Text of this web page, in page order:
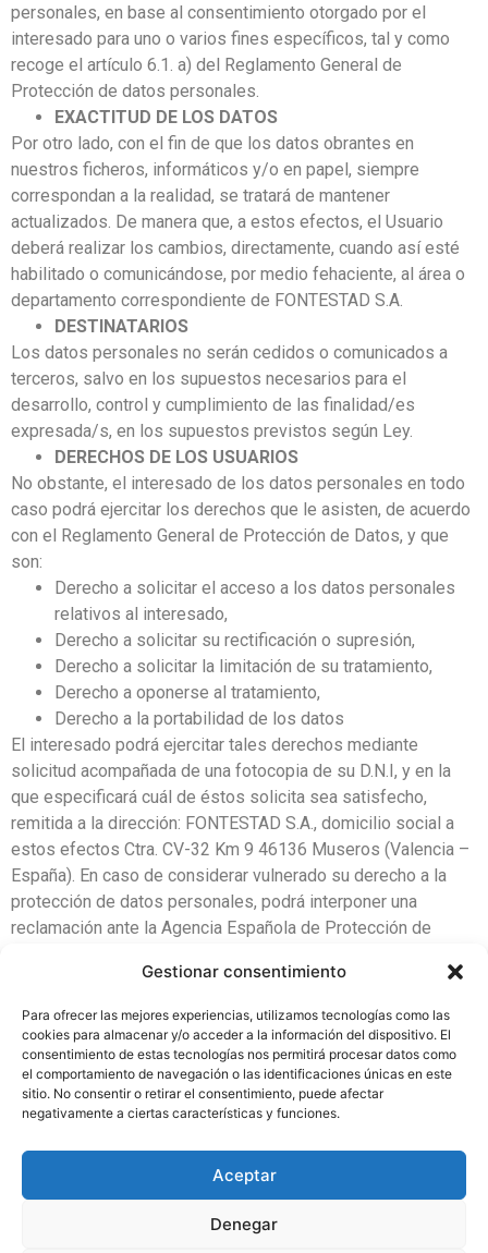
Gestionar consentimiento
Para ofrecer las mejores experiencias, utilizamos tecnologías como las
cookies para almacenar y/o acceder a la información del dispositivo. El
consentimiento de estas tecnologías nos permitirá procesar datos como
el comportamiento de navegación o las identificaciones únicas en este
sitio. No consentir o retirar el consentimiento, puede afectar
negativamente a ciertas características y funciones.
Aceptar
Denegar
personales, en base al consentimiento otorgado por el
interesado para uno o varios fines específicos, tal y como
recoge el artículo 6.1. a) del Reglamento General de
Protección de datos personales.
EXACTITUD DE LOS DATOS
Por otro lado, con el fin de que los datos obrantes en
nuestros ficheros, informáticos y/o en papel, siempre
correspondan a la realidad, se tratará de mantener
actualizados. De manera que, a estos efectos, el Usuario
deberá realizar los cambios, directamente, cuando así esté
habilitado o comunicándose, por medio fehaciente, al área o
departamento correspondiente de FONTESTAD S.A.
DESTINATARIOS
Los datos personales no serán cedidos o comunicados a
terceros, salvo en los supuestos necesarios para el
desarrollo, control y cumplimiento de las finalidad/es
expresada/s, en los supuestos previstos según Ley.
DERECHOS DE LOS USUARIOS
No obstante, el interesado de los datos personales en todo
caso podrá ejercitar los derechos que le asisten, de acuerdo
con el Reglamento General de Protección de Datos, y que
son:
Derecho a solicitar el acceso a los datos personales
relativos al interesado,
Derecho a solicitar su rectificación o supresión,
Derecho a solicitar la limitación de su tratamiento,
Derecho a oponerse al tratamiento,
Derecho a la portabilidad de los datos
El interesado podrá ejercitar tales derechos mediante
solicitud acompañada de una fotocopia de su D.N.I, y en la
que especificará cuál de éstos solicita sea satisfecho,
remitida a la dirección: FONTESTAD S.A., domicilio social a
estos efectos Ctra. CV-32 Km 9 46136 Museros (Valencia –
España). En caso de considerar vulnerado su derecho a la
protección de datos personales, podrá interponer una
reclamación ante la Agencia Española de Protección de
MEDIDAS DE SEGURIDAD
Finalmente se informa que FONTESTAD S.A., adoptará en su
sistema de información las medidas técnicas y organizativas
legalmente requeridas, a fin de garantizar la seguridad y
confidencialidad de los datos almacenados, evitando así, su
alteración, pérdida, tratamiento o acceso no autorizado;
aplicación, y la naturaleza, el alcance, el contexto y los fines
del tratamiento, así como riesgos de probabilidad y gravedad
variables asociadas a cada uno de los tratamientos. Si tiene
alguna pregunta sobre esta Política de Privacidad, rogamos